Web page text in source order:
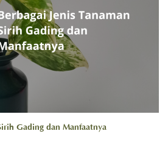
Gading dan Manfaatnya